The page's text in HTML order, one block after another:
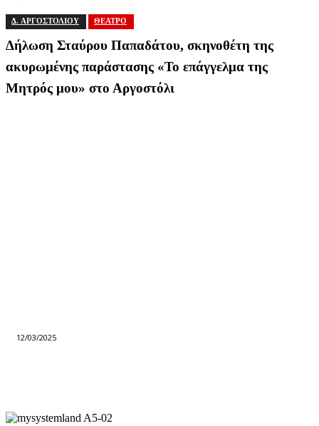
Δ. ΑΡΓΟΣΤΟΛΙΟΥ ΘΕΑΤΡΟ
Δήλωση Σταύρου Παπαδάτου, σκηνοθέτη της
ακυρωμένης παράστασης «Το επάγγελμα της
Μητρός μου» στο Αργοστόλι
12/03/2025